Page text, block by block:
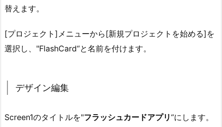
替えます。
[プロジェクト]メニューから[新規プロジェクトを始める]を
選択し、"FlashCard“と名前を付けます。
デザイン編集
Screen1のタイトルを"フラッシュカードアプリ“にします。